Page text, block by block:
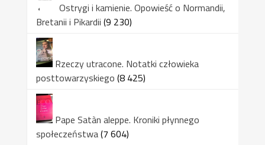
Ostrygi i kamienie. Opowieść o Normandii,
Bretanii i Pikardii (9 230)
Rzeczy utracone. Notatki człowieka
posttowarzyskiego (8 425)
Pape Satàn aleppe. Kroniki płynnego
społeczeństwa(7 604)